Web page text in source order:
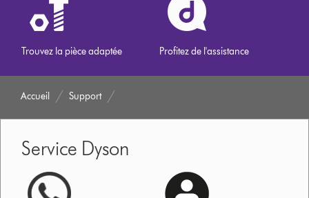
Trouvez la pièce adaptée Profitez de l'assistance
Accueil Support
Service Dyson